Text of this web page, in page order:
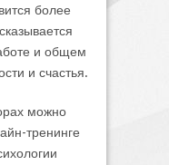
более
и общем
и счастья.
можно
тренинге